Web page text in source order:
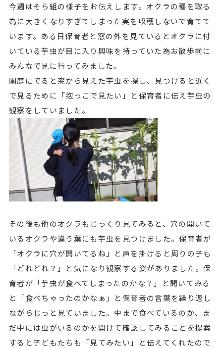
今週はそら組の様子をお伝えします。オクラの種を取る
為に大きくなりすぎてしまった実を収穫しないで育てて
います。ある日保育者と窓の外を見ているとオクラに付
いている芋虫が目に入り興味を持っていた為お散歩前に
みんなで見に行ってみました。
園庭にでると窓から見えた芋虫を探し、見つけると近く
で見るために「抱っこで見たい」と保育者に伝え芋虫の
観察をしていました。
その後も他のオクラもじっくり見てみると、穴の開いて
いるオクラや違う葉にも芋虫を見つけました。保育者が
「オクラに穴が開いてるね」と声を掛けると周りの子も
「どれどれ？」と気になり観察する姿がありました。保
育者が「芋虫が食べてしまったのかな？」と聞いてみる
と「食べちゃったのかなぁ」と保育者の言葉を繰り返し
ながらじっと見ていました。中まで食べているのか、ま
だ中には虫がいるのかを開けて確認してみることを提案
すると子どもたちも「見てみたい」と伝えてくれたので